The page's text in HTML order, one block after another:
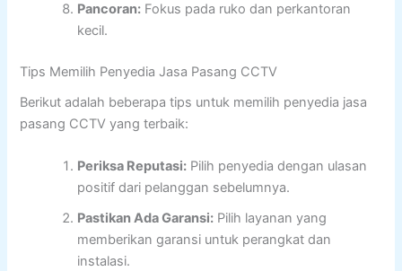
Pancoran: Fokus pada ruko dan perkantoran
kecil.
Tips Memilih Penyedia Jasa Pasang CCTV
Berikut adalah beberapa tips untuk memilih penyedia jasa
pasang CCTV yang terbaik:
Periksa Reputasi: Pilih penyedia dengan ulasan
positif dari pelanggan sebelumnya.
Pastikan Ada Garansi: Pilih layanan yang
memberikan garansi untuk perangkat dan
instalasi.